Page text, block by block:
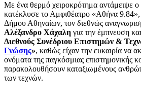
Με ένα θερμό χειροκρότημα αντάμειψε
κατέκλυσε το Αμφιθέατρο «Αθήνα
Δήμου Αθηναίων, τον διεθνώς
Αλέξανδρο Χάχαλη για την έμπνευση
Διεθνούς Συνέδριου Επιστημών &
Γνώσης», καθώς είχαν την ευκαιρία να
ονόματα της παγκόσμιας επιστημονικής
παρακολουθήσουν καταξιωμένους
των τεχνών.